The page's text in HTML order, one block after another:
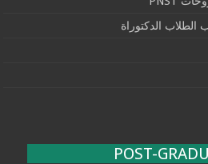
الطلاب الدكتوراة
POST-